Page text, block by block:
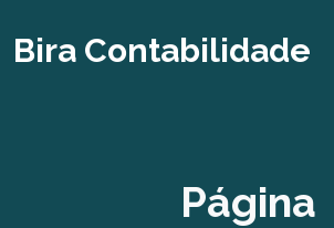
Bira Contabilidade
Página